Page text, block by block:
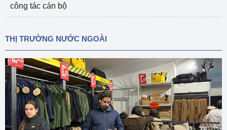
công tác cán bộ
THỊ TRƯỜNG NƯỚC NGOÀI